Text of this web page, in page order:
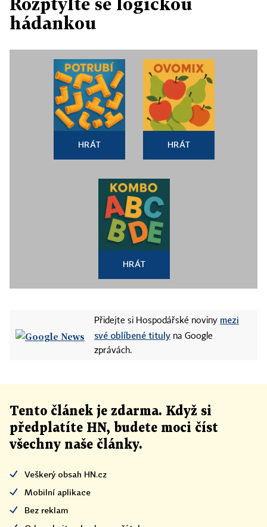
hádankou
HRÁT HRÁT
HRÁT
Přidejte si Hospodářské noviny mezi
své oblíbené tituly na Google
zprávách.
Tento článek je zdarma. Když si
předplatíte HN, budete moci číst
všechny naše články.
Veškerý obsah HN.cz
Mobilní aplikace
Bez reklam